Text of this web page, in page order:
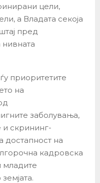
цели,
а Владата секоја
пред
нивната
приоритетите
на
заболувања,
и скрининг-
достапност на
кадровска
младите